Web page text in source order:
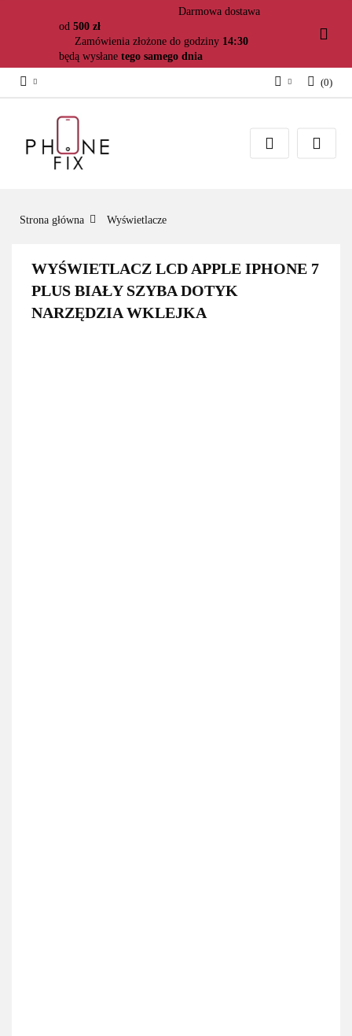
Darmowa dostawa
od 500 zł
Zamówienia złożone do godziny 14:30
będą wysłane tego samego dnia
Załóż konto
(0)
Strona główna Wyświetlacze
WYŚWIETLACZ LCD APPLE IPHONE 7
PLUS BIAŁY SZYBA DOTYK
NARZĘDZIA WKLEJKA